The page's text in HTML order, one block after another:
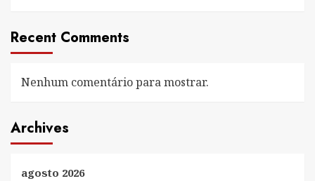
Recent Comments
Nenhum comentário para mostrar.
Archives
agosto 2026